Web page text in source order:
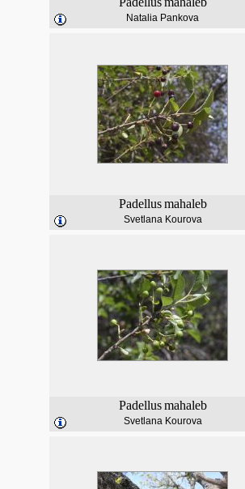
Natalia Pankova
Padellus mahaleb
Svetlana Kourova
Padellus mahaleb
Svetlana Kourova